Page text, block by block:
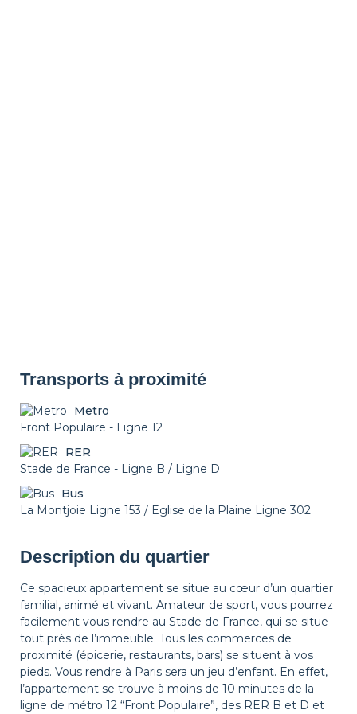
Transports à proximité
Metro
Front Populaire - Ligne 12
RER
Stade de France - Ligne B / Ligne D
Bus
La Montjoie Ligne 153 / Eglise de la Plaine Ligne 302
Description du quartier
Ce spacieux appartement se situe au cœur d’un quartier
familial, animé et vivant. Amateur de sport, vous pourrez
facilement vous rendre au Stade de France, qui se situe
tout près de l’immeuble. Tous les commerces de
proximité (épicerie, restaurants, bars) se situent à vos
pieds. Vous rendre à Paris sera un jeu d’enfant. En effet,
l’appartement se trouve à moins de 10 minutes de la
ligne de métro 12 “Front Populaire”, des RER B et D et